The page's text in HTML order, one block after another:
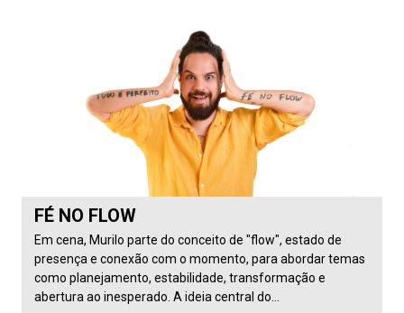
FÉ NO FLOW
Em cena, Murilo parte do conceito de "flow", estado de
presença e conexão com o momento, para abordar temas
como planejamento, estabilidade, transformação e
abertura ao inesperado. A ideia central do…